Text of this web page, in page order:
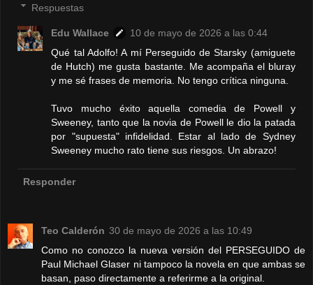
Respuestas
Edu Wallace
10 de mayo de 2026 a las 0:44
Qué tal Adolfo! A mí Perseguido de Starsky (amiguete
de Hutch) me gusta bastante. Me acompaña el bluray
y me sé frases de memoria. No tengo crítica ninguna.
Tuvo mucho éxito aquella comedia de Powell y
Sweeney, tanto que la novia de Powell le dio la patada
por "supuesta" infidelidad. Estar al lado de Sydney
Sweeney mucho rato tiene sus riesgos. Un abrazo!
Responder
Teo Calderón 30 de mayo de 2026 a las 10:49
Como no conozco la nueva versión del PERSEGUIDO de
Paul Michael Glaser ni tampoco la novela en que ambas se
basan, paso directamente a referirme a la original.